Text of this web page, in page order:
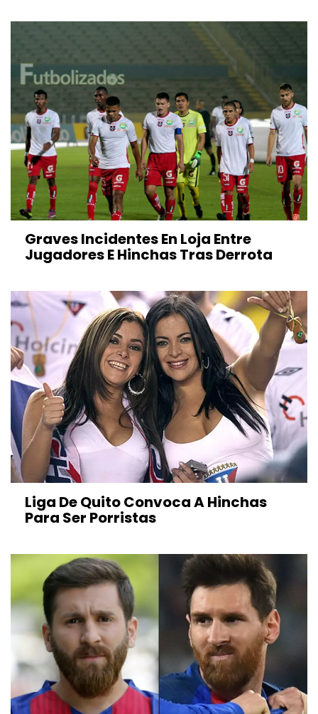
Graves Incidentes En Loja Entre
Jugadores E Hinchas Tras Derrota
Liga De Quito Convoca A Hinchas
Para Ser Porristas